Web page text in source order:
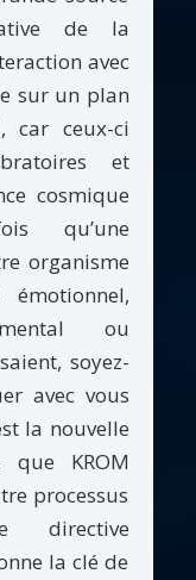
de la
avec
sur un plan
car ceux-ci
et
cosmique
qu’une
organisme
ou
soyez-
avec vous
la nouvelle
que KROM
processus
directive
la clé de